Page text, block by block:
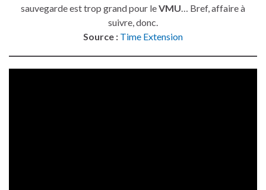
sauvegarde est trop grand pour leVMU… Bref, affaire à
suivre, donc.
Source : Time Extension